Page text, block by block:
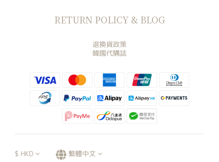
RETURN POLICY & BLOG
退換貨政策
韓國代購誌
$ HKD 繁體中文